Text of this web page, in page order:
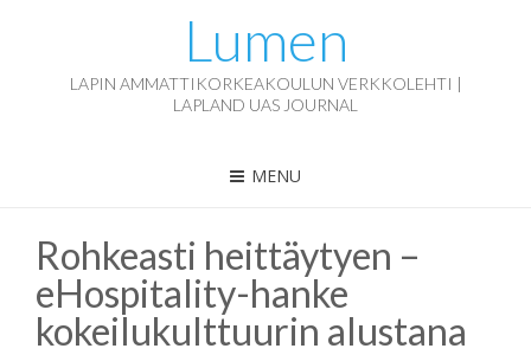
Lumen
LAPIN AMMATTIKORKEAKOULUN VERKKOLEHTI |
LAPLAND UAS JOURNAL
MENU
Rohkeasti heittäytyen –
eHospitality-hanke
kokeilukulttuurin alustana